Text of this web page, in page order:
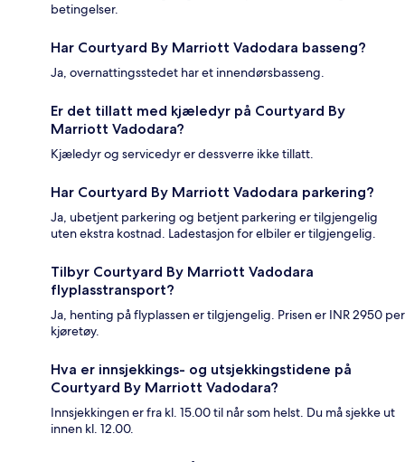
betingelser.
Har Courtyard By Marriott Vadodara basseng?
Ja, overnattingsstedet har et innendørsbasseng.
Er det tillatt med kjæledyr på Courtyard By
Marriott Vadodara?
Kjæledyr og servicedyr er dessverre ikke tillatt.
Har Courtyard By Marriott Vadodara parkering?
Ja, ubetjent parkering og betjent parkering er tilgjengelig
uten ekstra kostnad. Ladestasjon for elbiler er tilgjengelig.
Tilbyr Courtyard By Marriott Vadodara
flyplasstransport?
Ja, henting på flyplassen er tilgjengelig. Prisen er INR 2950 per
kjøretøy.
Hva er innsjekkings- og utsjekkingstidene på
Courtyard By Marriott Vadodara?
Innsjekkingen er fra kl. 15.00 til når som helst. Du må sjekke ut
innen kl. 12.00.